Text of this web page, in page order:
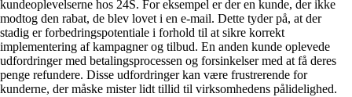
kundeoplevelserne hos 24S. For eksempel er der en kunde, der ikke
modtog den rabat, de blev lovet i en e-mail. Dette tyder på, at der
stadig er forbedringspotentiale i forhold til at sikre korrekt
implementering af kampagner og tilbud. En anden kunde oplevede
udfordringer med betalingsprocessen og forsinkelser med at få deres
penge refundere. Disse udfordringer kan være frustrerende for
kunderne, der måske mister lidt tillid til virksomhedens pålidelighed.